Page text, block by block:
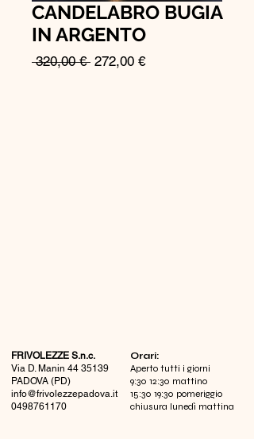
CANDELABRO BUGIA
IN ARGENTO
320,00 € Prezzo
272,00 €Prezzo
FRIVOLEZZE S.n.c.
Via D. Manin 44 35139
PADOVA (PD)
info@frivolezzepadova.it
0498761170
​Orari:
Aperto tutti i giorni
9:30 12:30 mattino
15:30 19:30 pomeriggio
chiusura lunedì mattina